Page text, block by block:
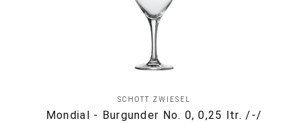
SCHOTT ZWIESEL
Mondial - Burgunder No. 0, 0,25 ltr. /-/